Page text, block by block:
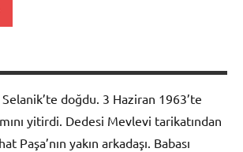
doğdu. 3 Haziran 1963’te
yitirdi. Dedesi Mevlevi tarikatından
Paşa’nın yakın arkadaşı. Babası